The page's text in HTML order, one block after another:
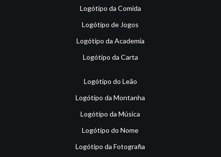
Logótipo da Comida
Logótipo de Jogos
Logótipo da Academia
Logótipo da Carta
Logótipo do Leão
Logótipo da Montanha
Logótipo da Música
Logótipo do Nome
Logótipo da Fotografia